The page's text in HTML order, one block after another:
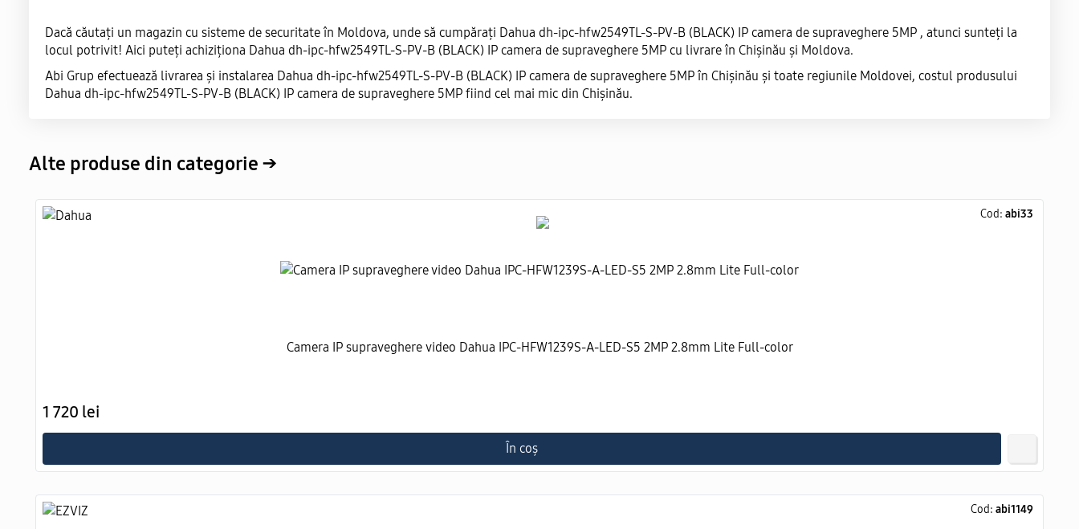
Dacă căutați un magazin cu sisteme de securitate în Moldova, unde să cumpărați Dahua dh-ipc-hfw2549TL-S-PV-B (BLACK) IP camera de supraveghere 5MP , atunci sunteți la
locul potrivit! Aici puteți achiziționa Dahua dh-ipc-hfw2549TL-S-PV-B (BLACK) IP camera de supraveghere 5MP cu livrare în Chișinău și Moldova.
Abi Grup efectuează livrarea și instalarea Dahua dh-ipc-hfw2549TL-S-PV-B (BLACK) IP camera de supraveghere 5MP în Chișinău și toate regiunile Moldovei, costul produsului
Dahua dh-ipc-hfw2549TL-S-PV-B (BLACK) IP camera de supraveghere 5MP fiind cel mai mic din Chișinău.
Alte produse din categorie →
Cod: abi33
Camera IP supraveghere video Dahua IPC-HFW1239S-A-LED-S5 2MP 2.8mm Lite Full-color
1 720 lei
În coș
Cod: abi1149